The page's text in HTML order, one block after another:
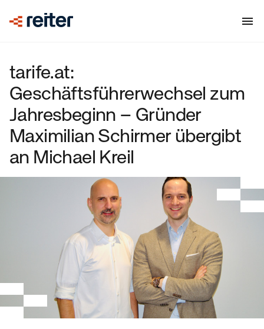
tarife.at:
Geschäftsführerwechsel zum
Jahresbeginn – Gründer
Maximilian Schirmer übergibt
an Michael Kreil